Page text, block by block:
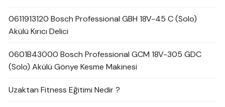
0611913120 Bosch Professional GBH 18V-45 C (Solo)
Akülü Kırıcı Delici
0601B43000 Bosch Professional GCM 18V-305 GDC
(Solo) Akülü Gönye Kesme Makinesi
Uzaktan Fitness Eğitimi Nedir ?